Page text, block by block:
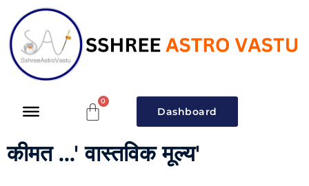
Dashboard
कीमत ...' वास्तविक मूल्य'